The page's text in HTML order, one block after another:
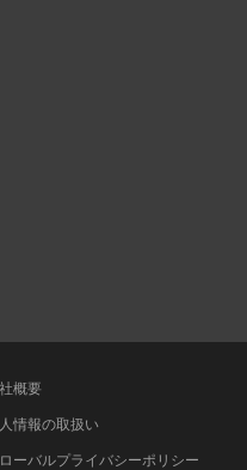
概要
情報の取扱い
ーバルプライバシーポリシー